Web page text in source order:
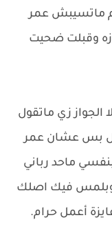
ماتسيبش عمر
وقبلت ضحيت
الجواز زي ماتقول
بس عشان عمر
ماحد رباني
وبلمس فيك اصلك
أعمل حرام.